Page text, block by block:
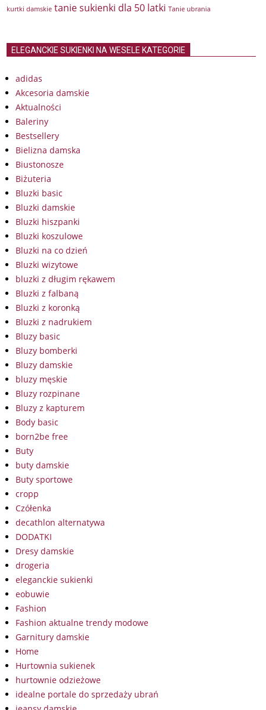
kurtki damskie tanie sukienki dla 50 latki Tanie ubrania
ELEGANCKIE SUKIENKI NA WESELE KATEGORIE
adidas
Akcesoria damskie
Aktualności
Baleriny
Bestsellery
Bielizna damska
Biustonosze
Biżuteria
Bluzki basic
Bluzki damskie
Bluzki hiszpanki
Bluzki koszulowe
Bluzki na co dzień
Bluzki wizytowe
bluzki z długim rękawem
Bluzki z falbaną
Bluzki z koronką
Bluzki z nadrukiem
Bluzy basic
Bluzy bomberki
Bluzy damskie
bluzy męskie
Bluzy rozpinane
Bluzy z kapturem
Body basic
born2be free
Buty
buty damskie
Buty sportowe
cropp
Czółenka
decathlon alternatywa
DODATKI
Dresy damskie
drogeria
eleganckie sukienki
eobuwie
Fashion
Fashion aktualne trendy modowe
Garnitury damskie
Home
Hurtownia sukienek
hurtownie odzieżowe
idealne portale do sprzedaży ubrań